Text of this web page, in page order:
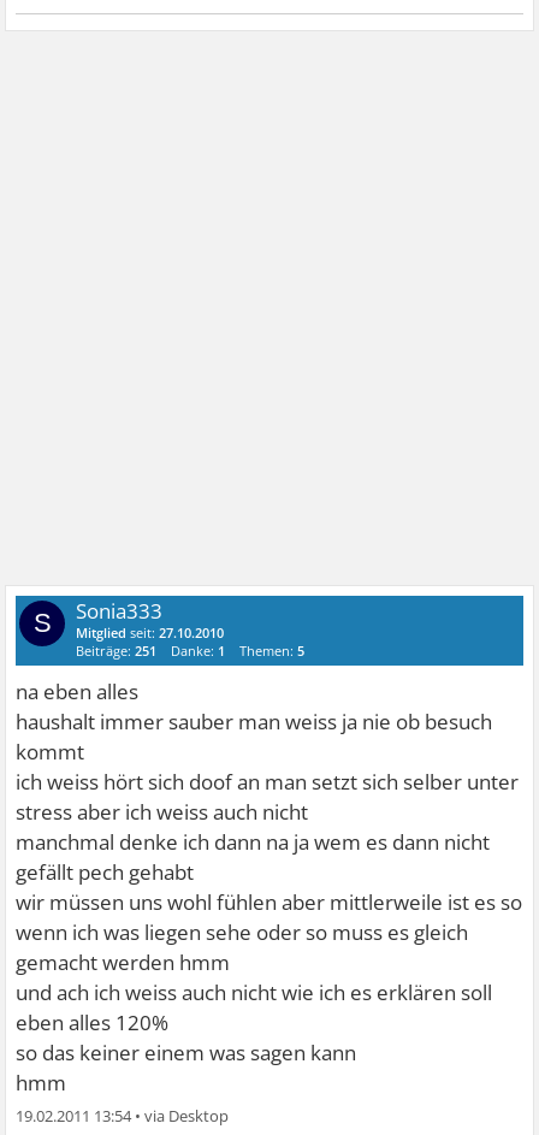
S Sonia333
Mitglied seit:27.10.2010
Beiträge:251 Danke: 1 Themen:5
na eben alles
haushalt immer sauber man weiss ja nie ob besuch
kommt
ich weiss hört sich doof an man setzt sich selber unter
stress aber ich weiss auch nicht
manchmal denke ich dann na ja wem es dann nicht
gefällt pech gehabt
wir müssen uns wohl fühlen aber mittlerweile ist es so
wenn ich was liegen sehe oder so muss es gleich
gemacht werden hmm
und ach ich weiss auch nicht wie ich es erklären soll
eben alles 120%
so das keiner einem was sagen kann
hmm
19.02.2011 13:54•